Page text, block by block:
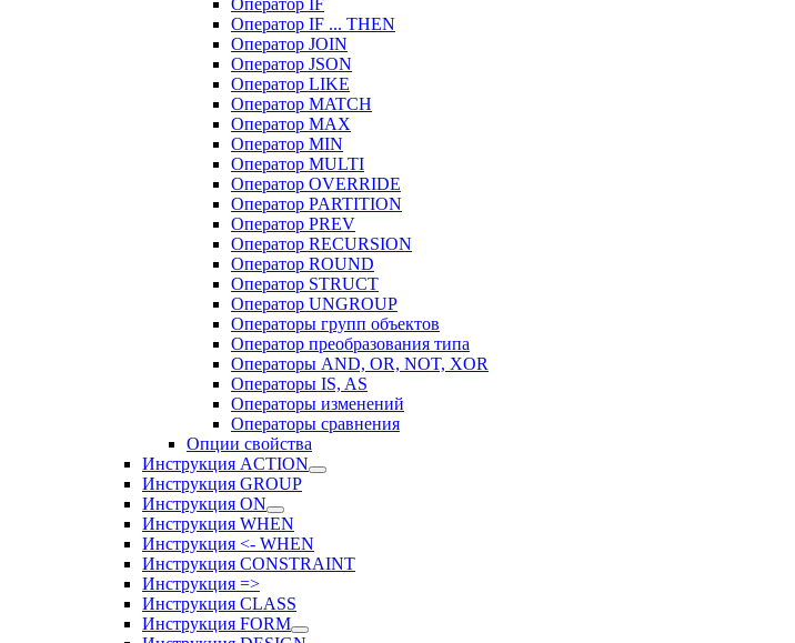
Оператор IF
Оператор IF ... THEN
Оператор JOIN
Оператор JSON
Оператор LIKE
Оператор MATCH
Оператор MAX
Оператор MIN
Оператор MULTI
Оператор OVERRIDE
Оператор PARTITION
Оператор PREV
Оператор RECURSION
Оператор ROUND
Оператор STRUCT
Оператор UNGROUP
Операторы групп объектов
Оператор преобразования типа
Операторы AND, OR, NOT, XOR
Операторы IS, AS
Операторы изменений
Операторы сравнения
Опции свойства
Инструкция ACTION
Инструкция GROUP
Инструкция ON
Инструкция WHEN
Инструкция <- WHEN
Инструкция CONSTRAINT
Инструкция =>
Инструкция CLASS
Инструкция FORM